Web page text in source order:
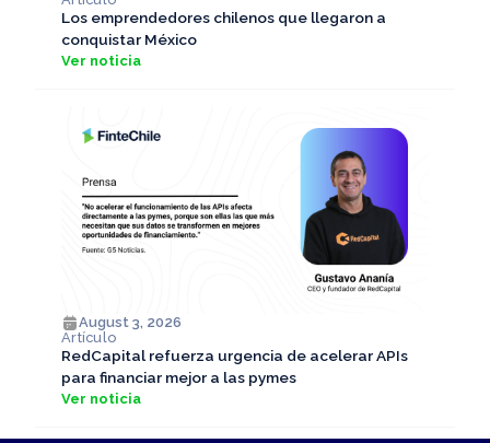
Los emprendedores chilenos que llegaron a
conquistar México
Ver noticia
August 3, 2026
Artículo
RedCapital refuerza urgencia de acelerar APIs
para financiar mejor a las pymes
Ver noticia